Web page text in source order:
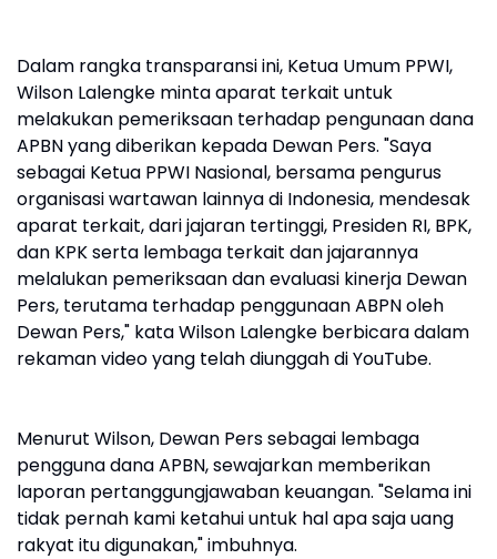
Dalam rangka transparansi ini, Ketua Umum PPWI,
Wilson Lalengke minta aparat terkait untuk
melakukan pemeriksaan terhadap pengunaan dana
APBN yang diberikan kepada Dewan Pers. "Saya
sebagai Ketua PPWI Nasional, bersama pengurus
organisasi wartawan lainnya di Indonesia, mendesak
aparat terkait, dari jajaran tertinggi, Presiden RI, BPK,
dan KPK serta lembaga terkait dan jajarannya
melalukan pemeriksaan dan evaluasi kinerja Dewan
Pers, terutama terhadap penggunaan ABPN oleh
Dewan Pers," kata Wilson Lalengke berbicara dalam
rekaman video yang telah diunggah di YouTube.
Menurut Wilson, Dewan Pers sebagai lembaga
pengguna dana APBN, sewajarkan memberikan
laporan pertanggungjawaban keuangan. "Selama ini
tidak pernah kami ketahui untuk hal apa saja uang
rakyat itu digunakan," imbuhnya.